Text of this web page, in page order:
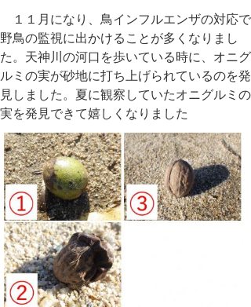
１１月になり、鳥インフルエンザの対応で
野鳥の監視に出かけることが多くなりまし
た。天神川の河口を歩いている時に、オニグ
ルミの実が砂地に打ち上げられているのを発
見しました。夏に観察していたオニグルミの
実を発見できて嬉しくなりました